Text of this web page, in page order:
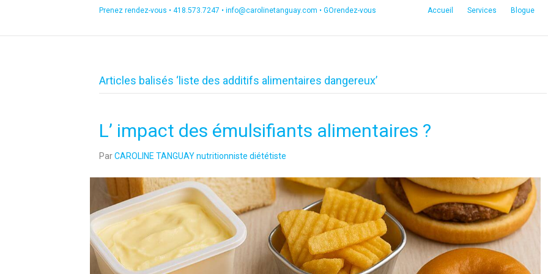
Prenez rendez-vous • 418.573.7247 • info@carolinetanguay.com • GOrendez-vous Accueil Services Blogue
Articles balisés ‘liste des additifs alimentaires dangereux’
L’ impact des émulsifiants alimentaires ?
ParCAROLINE TANGUAY nutritionniste diététiste